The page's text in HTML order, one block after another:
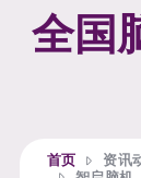
全国
首页
资讯